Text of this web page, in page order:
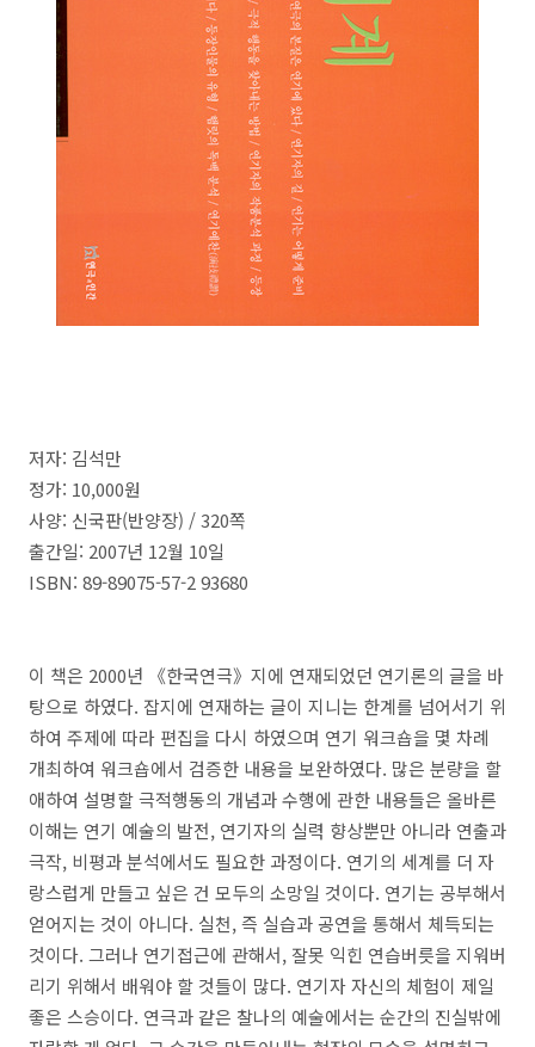
저자: 김석만
정가: 10,000원
사양: 신국판(반양장) / 320쪽
출간일: 2007년 12월 10일
ISBN: 89-89075-57-2 93680
이 책은 2000년 《한국연극》 지에 연재되었던 연기론의 글을 바
탕으로 하였다. 잡지에 연재하는 글이 지니는 한계를 넘어서기 위
하여 주제에 따라 편집을 다시 하였으며 연기 워크숍을 몇 차례
개최하여 워크숍에서 검증한 내용을 보완하였다. 많은 분량을 할
애하여 설명할 극적행동의 개념과 수행에 관한 내용들은 올바른
이해는 연기 예술의 발전, 연기자의 실력 향상뿐만 아니라 연출과
극작, 비평과 분석에서도 필요한 과정이다. 연기의 세계를 더 자
랑스럽게 만들고 싶은 건 모두의 소망일 것이다. 연기는 공부해서
얻어지는 것이 아니다. 실천,즉 실습과 공연을 통해서 체득되는
것이다. 그러나 연기접근에 관해서, 잘못 익힌 연습버릇을 지워버
리기 위해서 배워야 할 것들이 많다. 연기자 자신의 체험이 제일
좋은 스승이다. 연극과 같은 찰나의 예술에서는 순간의 진실밖에